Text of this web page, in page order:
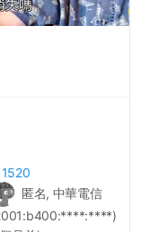
匿名, 中華電信